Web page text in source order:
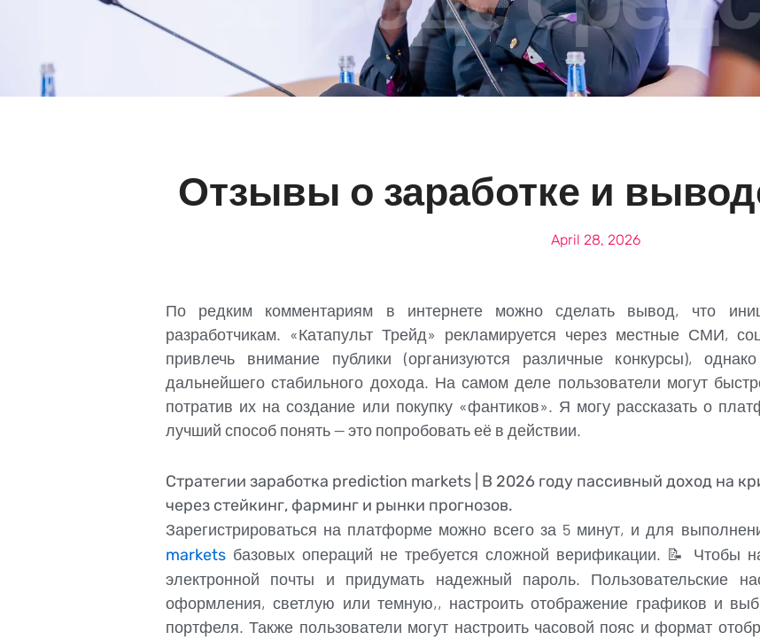
Отзывы о заработке и
April 28, 2026
По редким комментариям в интернете можно сделать вывод, что
разработчикам. «Катапульт Трейд» рекламируется через местные СМИ,
привлечь внимание публики (организуются различные конкурсы),
дальнейшего стабильного дохода. На самом деле пользователи могут
потратив их на создание или покупку «фантиков». Я могу рассказать о
лучший способ понять — это попробовать её в действии.
Стратегии заработка prediction markets | В 2026 году пассивный доход на
через стейкинг, фарминг и рынки прогнозов.
Зарегистрироваться на платформе можно всего за 5 минут, и для
markets базовых операций не требуется сложной верификации. 📝 Чтобы
электронной почты и придумать надежный пароль. Пользовательские
оформления, светлую или темную,, настроить отображение графиков и
портфеля. Также пользователи могут настроить часовой пояс и формат